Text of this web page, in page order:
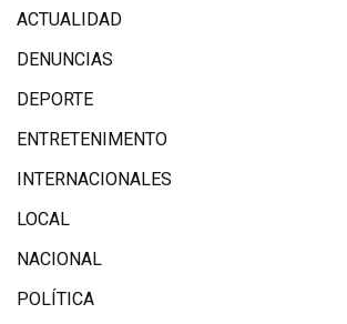
ACTUALIDAD
DENUNCIAS
DEPORTE
ENTRETENIMENTO
INTERNACIONALES
LOCAL
NACIONAL
POLÍTICA